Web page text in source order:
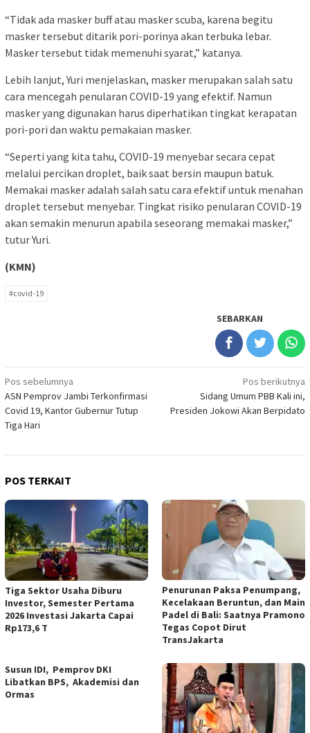
“Tidak ada masker buff atau masker scuba, karena begitu
masker tersebut ditarik pori-porinya akan terbuka lebar.
Masker tersebut tidak memenuhi syarat,” katanya.
Lebih lanjut, Yuri menjelaskan, masker merupakan salah satu
cara mencegah penularan COVID-19 yang efektif. Namun
masker yang digunakan harus diperhatikan tingkat kerapatan
pori-pori dan waktu pemakaian masker.
“Seperti yang kita tahu, COVID-19 menyebar secara cepat
melalui percikan droplet, baik saat bersin maupun batuk.
Memakai masker adalah salah satu cara efektif untuk menahan
droplet tersebut menyebar. Tingkat risiko penularan COVID-19
akan semakin menurun apabila seseorang memakai masker,”
tutur Yuri.
(KMN)
#covid-19
SEBARKAN
Navigasi
pos
Pos sebelumnya
ASN Pemprov Jambi Terkonfirmasi
Covid 19, Kantor Gubernur Tutup
Tiga Hari
Pos berikutnya
Sidang Umum PBB Kali ini,
Presiden Jokowi Akan Berpidato
POS TERKAIT
Tiga Sektor Usaha Diburu
Investor, Semester Pertama
2026 Investasi Jakarta Capai
Rp173,6 T
Penurunan Paksa Penumpang,
Kecelakaan Beruntun, dan Main
Padel di Bali: Saatnya Pramono
Tegas Copot Dirut
TransJakarta
Susun IDI, Pemprov DKI
Libatkan BPS, Akademisi dan
Ormas